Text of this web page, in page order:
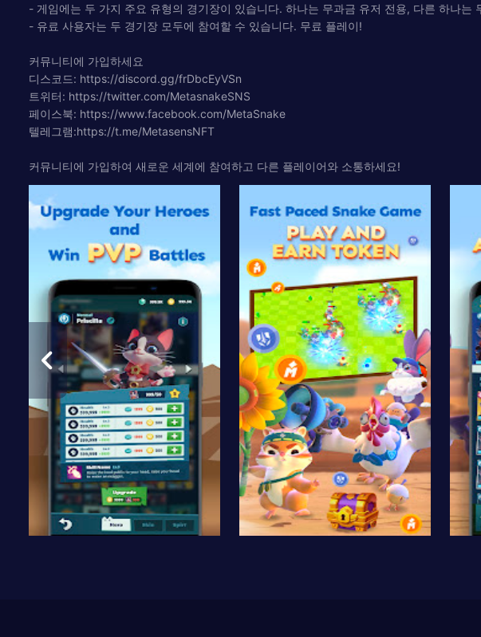
- 게임에는 두 가지 주요 유형의 경기장이 있습니다. 하나는 무과금 유저 전용, 다른 하나는
- 유료 사용자는 두 경기장 모두에 참여할 수 있습니다. 무료 플레이!
커뮤니티에 가입하세요
디스코드: https://discord.gg/frDbcEyVSn
트위터: https://twitter.com/MetasnakeSNS
페이스북: https://www.facebook.com/MetaSnake
텔레그램:https://t.me/MetasensNFT
커뮤니티에 가입하여 새로운 세계에 참여하고 다른 플레이어와 소통하세요!